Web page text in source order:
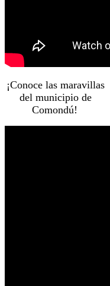
¡Conoce las maravillas
del municipio de
Comondú!